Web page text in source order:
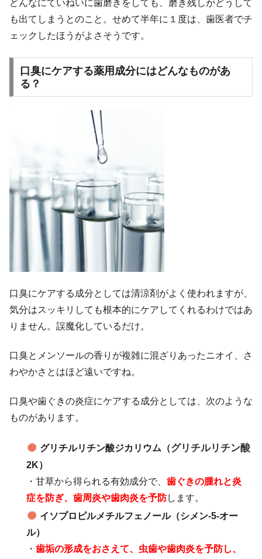
どんなにていねいに歯磨きをしても、磨き残しがどうして
も出てしまうとのこと。せめて半年に１度は、歯医者でチ
ェックしたほうがよさそうです。
口臭にケアする薬用成分にはどんなものがあ
る？
口臭にケアする成分としては清涼剤がよく使われますが、
気分はスッキリしても根本的にケアしてくれるわけではあ
りません。誤魔化しているだけ。
口臭とメンソールの香りが複雑に混ざりあったニオイ、さ
わやかさとはほど遠いですね。
口臭や歯ぐきの炎症にケアする成分としては、次のような
ものがあります。
グリチルリチン酸ジカリウム（グリチルリチン酸
2K）
・甘草から得られる有効成分で、歯ぐきの腫れと炎
症を防ぎ、歯周炎や歯肉炎を予防します。
イソプロピルメチルフェノール（シメン-5-オー
ル）
・歯垢の形成をおさえて、虫歯や歯肉炎を予防し、